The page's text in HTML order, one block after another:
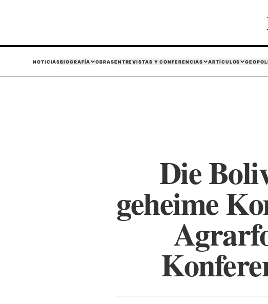
NOTICIASBIOGRAFÍA OBRASENTREVISTAS Y CONFERENCIAS ARTÍCULOS
Die
geheime